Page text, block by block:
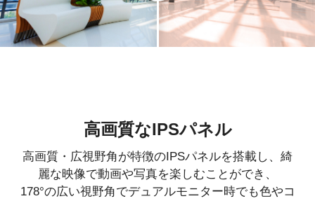
高画質なIPSパネル
高画質・広視野角が特徴のIPSパネルを搭載し、綺
麗な映像で動画や写真を楽しむことができ、
178°の広い視野角でデュアルモニター時でも色やコ